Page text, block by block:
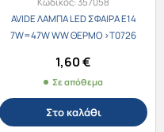
Κωδικός:357058
AVIDE ΛΑΜΠΑ LED ΣΦΑΙΡΑ E14
7W=47W WW ΘΕΡΜΟ >Τ0726
1,60€
Σε απόθεμα
Στο καλάθι